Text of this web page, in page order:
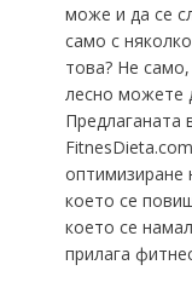
може и да се
само с
това? Не
лесно можете
Предлаганата
оптимизиране
което се
което се
прилага